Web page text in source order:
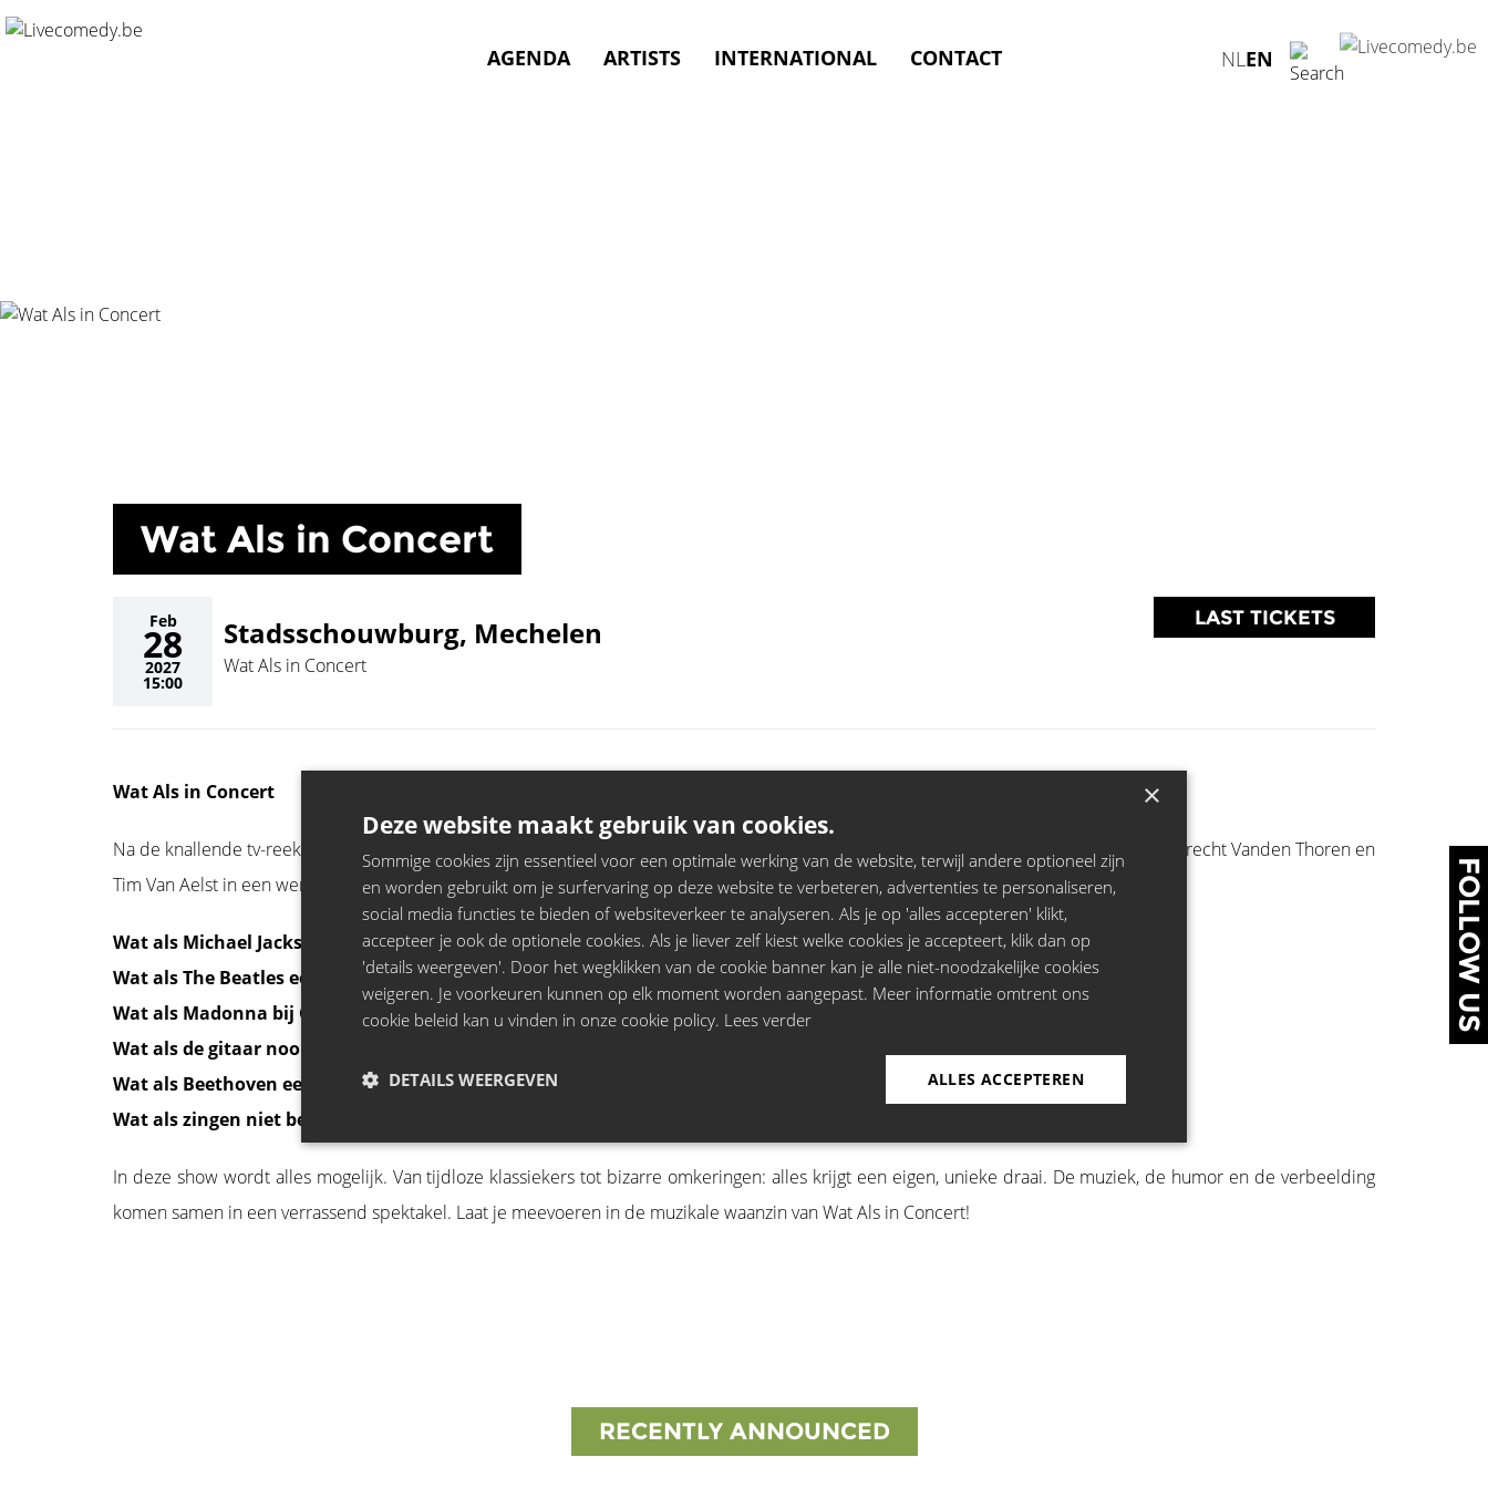
AGENDA ARTISTS INTERNATIONAL CONTACT NL EN
Home
Wat Als in Concert
Feb
28
2027
15:00
Stadsschouwburg, Mechelen
Wat Als in Concert
LAST TICKETS
Wat Als in Concert
Na de knallende tv-reeks 'Wat Als?’, nu de muzikale vertaling in een al even verrassende live show! Duik samen met Ruth Beeckmans, Robrecht Vanden Thoren en
Tim Van Aelst in een wereld vol absurde en verrassende wat-als-scenario’s.
Wat als Michael Jackson in de Kempen was geboren?
Wat als The Beatles een punkband waren?
Wat als Madonna bij Clouseau had gezongen?
Wat als de gitaar nooit was uitgevonden?
Wat als Beethoven een singer-songwriter was geweest?
Wat als zingen niet bestond?
In deze show wordt alles mogelijk. Van tijdloze klassiekers tot bizarre omkeringen: alles krijgt een eigen, unieke draai. De muziek, de humor en de verbeelding
komen samen in een verrassend spektakel. Laat je meevoeren in de muzikale waanzin van Wat Als in Concert!
RECENTLY ANNOUNCED
FOLLOW US
×
Deze website maakt gebruik van cookies.
Sommige cookies zijn essentieel voor een optimale werking van de website, terwijl andere optioneel zijn
en worden gebruikt om je surfervaring op deze website te verbeteren, advertenties te personaliseren,
social media functies te bieden of websiteverkeer te analyseren. Als je op 'alles accepteren' klikt,
accepteer je ook de optionele cookies. Als je liever zelf kiest welke cookies je accepteert, klik dan op
'details weergeven'. Door het wegklikken van de cookie banner kan je alle niet-noodzakelijke cookies
weigeren. Je voorkeuren kunnen op elk moment worden aangepast. Meer informatie omtrent ons
cookie beleid kan u vinden in onze cookie policy. Lees verder
ALLES ACCEPTEREN
DETAILS WEERGEVEN